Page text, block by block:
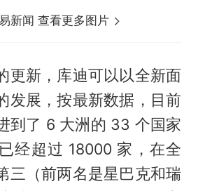
新闻 查看更多图片
更新，库迪可以以全新面
发展，按最新数据，目前
到了 6 大洲的 33 个国家
经超过 18000 家，在全
三（前两名是星巴克和瑞